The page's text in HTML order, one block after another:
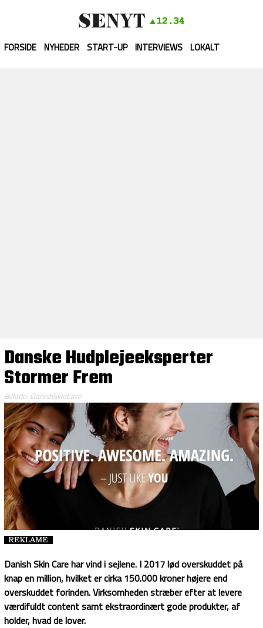
FORSIDE NYHEDER START-UP INTERVIEWS LOKALT
Danske Hudplejeeksperter
Stormer Frem
Billede: DanishSkinCare
Danish Skin Care har vind i sejlene. I 2017 lød overskuddet på
knap en million, hvilket er cirka 150.000 kroner højere end
overskuddet forinden. Virksomheden stræber efter at levere
værdifuldt content samt ekstraordinært gode produkter, af
holder, hvad de lover.